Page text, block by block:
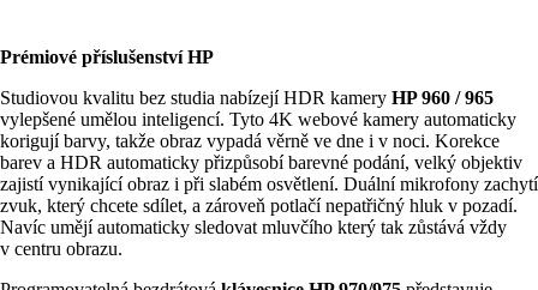
Prémiové příslušenství HP
Studiovou kvalitu bez studia nabízejí HDR kamery HP 960 / 965
vylepšené umělou inteligencí. Tyto 4K webové kamery automaticky
korigují barvy, takže obraz vypadá věrně ve dne i v noci. Korekce
barev a HDR automaticky přizpůsobí barevné podání, velký objektiv
zajistí vynikající obraz i při slabém osvětlení. Duální mikrofony zachytí
zvuk, který chcete sdílet, a zároveň potlačí nepatřičný hluk v pozadí.
Navíc umějí automaticky sledovat mluvčího který tak zůstává vždy
v centru obrazu.